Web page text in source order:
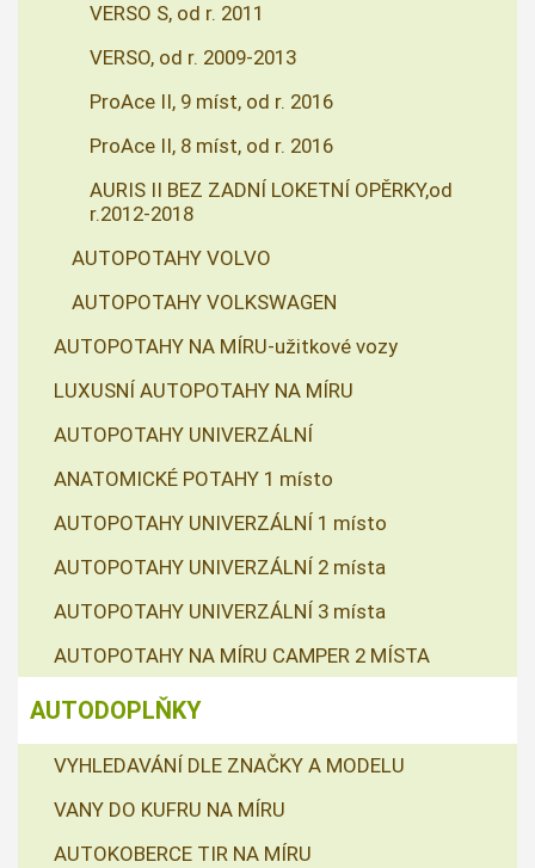
VERSO S, od r. 2011
VERSO, od r. 2009-2013
ProAce II, 9 míst, od r. 2016
ProAce II, 8 míst, od r. 2016
AURIS II BEZ ZADNÍ LOKETNÍ OPĚRKY,od
r.2012-2018
AUTOPOTAHY VOLVO
AUTOPOTAHY VOLKSWAGEN
AUTOPOTAHY NA MÍRU-užitkové vozy
LUXUSNÍ AUTOPOTAHY NA MÍRU
AUTOPOTAHY UNIVERZÁLNÍ
ANATOMICKÉ POTAHY 1 místo
AUTOPOTAHY UNIVERZÁLNÍ 1 místo
AUTOPOTAHY UNIVERZÁLNÍ 2 místa
AUTOPOTAHY UNIVERZÁLNÍ 3 místa
AUTOPOTAHY NA MÍRU CAMPER 2 MÍSTA
AUTODOPLŇKY
VYHLEDAVÁNÍ DLE ZNAČKY A MODELU
VANY DO KUFRU NA MÍRU
AUTOKOBERCE TIR NA MÍRU